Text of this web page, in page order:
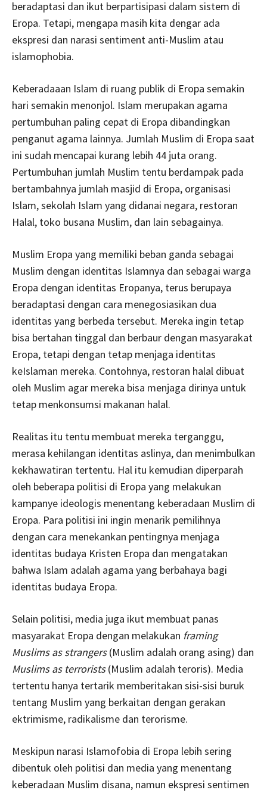
beradaptasi dan ikut berpartisipasi dalam sistem di
Eropa. Tetapi, mengapa masih kita dengar ada
ekspresi dan narasi sentiment anti-Muslim atau
islamophobia.
Keberadaaan Islam di ruang publik di Eropa semakin
hari semakin menonjol. Islam merupakan agama
pertumbuhan paling cepat di Eropa dibandingkan
penganut agama lainnya. Jumlah Muslim di Eropa saat
ini sudah mencapai kurang lebih 44 juta orang.
Pertumbuhan jumlah Muslim tentu berdampak pada
bertambahnya jumlah masjid di Eropa, organisasi
Islam, sekolah Islam yang didanai negara, restoran
Halal, toko busana Muslim, dan lain sebagainya.
Muslim Eropa yang memiliki beban ganda sebagai
Muslim dengan identitas Islamnya dan sebagai warga
Eropa dengan identitas Eropanya, terus berupaya
beradaptasi dengan cara menegosiasikan dua
identitas yang berbeda tersebut. Mereka ingin tetap
bisa bertahan tinggal dan berbaur dengan masyarakat
Eropa, tetapi dengan tetap menjaga identitas
keIslaman mereka. Contohnya, restoran halal dibuat
oleh Muslim agar mereka bisa menjaga dirinya untuk
tetap menkonsumsi makanan halal.
Realitas itu tentu membuat mereka terganggu,
merasa kehilangan identitas aslinya, dan menimbulkan
kekhawatiran tertentu. Hal itu kemudian diperparah
oleh beberapa politisi di Eropa yang melakukan
kampanye ideologis menentang keberadaan Muslim di
Eropa. Para politisi ini ingin menarik pemilihnya
dengan cara menekankan pentingnya menjaga
identitas budaya Kristen Eropa dan mengatakan
bahwa Islam adalah agama yang berbahaya bagi
identitas budaya Eropa.
Selain politisi, media juga ikut membuat panas
masyarakat Eropa dengan melakukan framing
Muslims as strangers(Muslim adalah orang asing) dan
Muslims as terrorists(Muslim adalah teroris). Media
tertentu hanya tertarik memberitakan sisi-sisi buruk
tentang Muslim yang berkaitan dengan gerakan
ektrimisme, radikalisme dan terorisme.
Meskipun narasi Islamofobia di Eropa lebih sering
dibentuk oleh politisi dan media yang menentang
keberadaan Muslim disana, namun ekspresi sentimen